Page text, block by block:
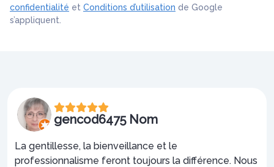
confidentialité et Conditions d’utilisation de Google
s’appliquent.
gencod6475 Nom
La gentillesse, la bienveillance et le
professionnalisme feront toujours la différence. Nous